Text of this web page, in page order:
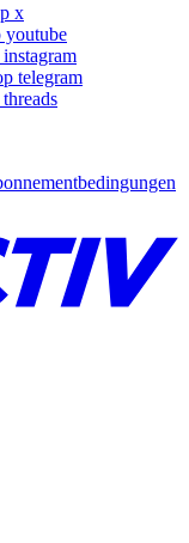
x
youtube
telegram